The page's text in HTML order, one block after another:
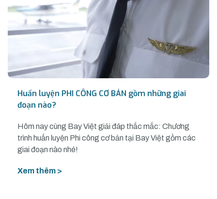
Huấn luyện PHI CÔNG CƠ BẢN gồm những giai
đoạn nào?
Hôm nay cùng Bay Việt giải đáp thắc mắc: Chương
trình huấn luyện Phi công cơ bản tại Bay Việt gồm các
giai đoạn nào nhé!
Xem thêm >